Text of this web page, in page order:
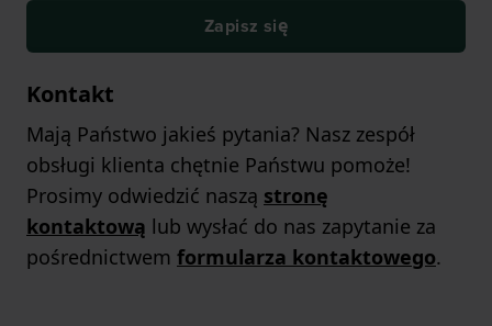
Zapisz się
Kontakt
Mają Państwo jakieś pytania? Nasz zespół
obsługi klienta chętnie Państwu pomoże!
Prosimy odwiedzić naszą stronę
kontaktową lub wysłać do nas zapytanie za
pośrednictwem formularza kontaktowego.